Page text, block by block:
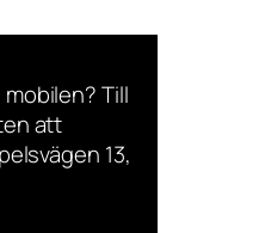
Till
att
13,